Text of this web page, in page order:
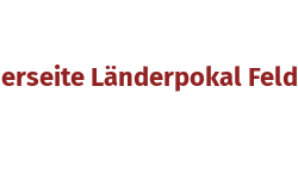
Länderpokal Feld